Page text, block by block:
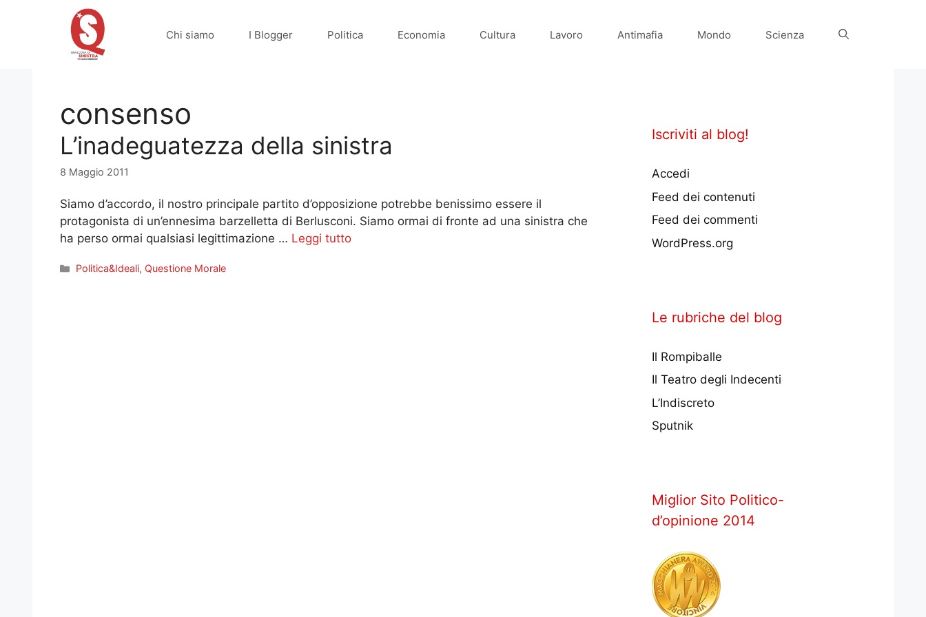
Chi siamo I Blogger Politica Economia Cultura Lavoro Antimafia Mondo Scienza
consenso
L’inadeguatezza della sinistra
8 Maggio 2011
Siamo d’accordo, il nostro principale partito d’opposizione potrebbe benissimo essere il
protagonista di un’ennesima barzelletta di Berlusconi. Siamo ormai di fronte ad una sinistra che
ha perso ormai qualsiasi legittimazione … Leggi tutto
Categorie
Politica&Ideali, Questione Morale
Iscriviti al blog!
Accedi
Feed dei contenuti
Feed dei commenti
WordPress.org
Le rubriche del blog
Il Rompiballe
Il Teatro degli Indecenti
L’Indiscreto
Sputnik
Miglior Sito Politico-
d’opinione 2014